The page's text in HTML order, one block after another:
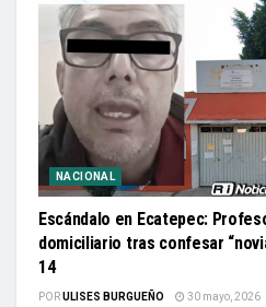
NACIONAL
Escándalo en Ecatepec:
domiciliario tras confesar
14
PORULISES BURGUEÑO 30 mayo, 2026